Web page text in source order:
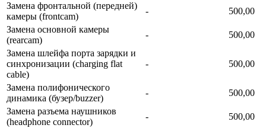
Замена фронтальной (передней)
камеры (frontcam)
-
500,00
Замена основной камеры
(rearcam)
-
500,00
Замена шлейфа порта зарядки и
синхронизации (charging flat
cable)
- 500,00
Замена полифонического
динамика (бузер/buzzer)
-
500,00
Замена разъема наушников
(headphone connector)
-
500,00